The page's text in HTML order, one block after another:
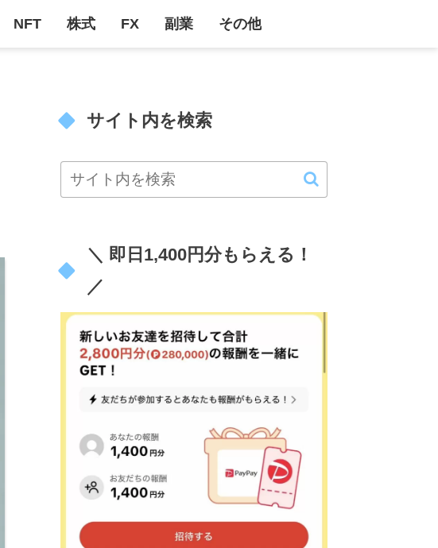
NFT 株式 FX 副業 その他
サイト内を検索
＼ 即日1,400円分もらえる！
／